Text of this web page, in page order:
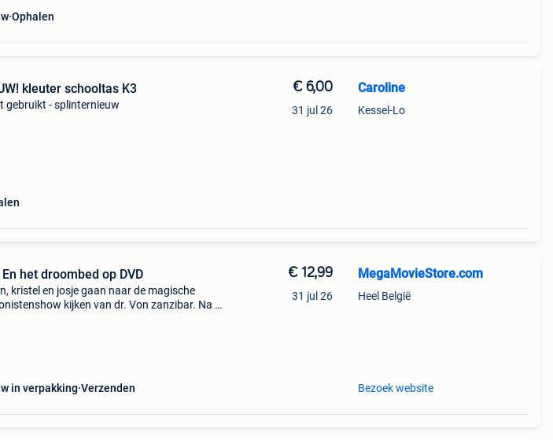
Ophalen
kleuter schooltas K3
gebruikt - splinternieuw
€ 6,00
31 jul 26
Caroline
Kessel-Lo
En het droombed op DVD
kristel en josje gaan naar de magische
kijken van dr. Von zanzibar. Na de
in verpakking Verzenden
€ 12,99
31 jul 26
MegaMovieStore.com
Heel België
Bezoek website